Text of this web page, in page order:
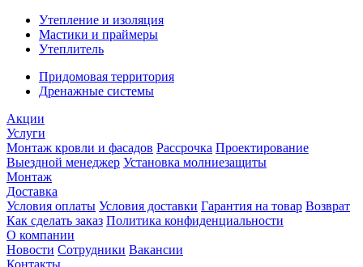
Утепление и изоляция
Мастики и праймеры
Утеплитель
Придомовая территория
Дренажные системы
Акции
Услуги
Монтаж кровли и фасадов Рассрочка Проектирование
Выездной менеджер Установка молниезащиты
Монтаж
Доставка
Условия оплаты Условия доставки Гарантия на товар Возврат
Как сделать заказ Политика конфиденциальности
О компании
Новости Сотрудники Вакансии
Контакты